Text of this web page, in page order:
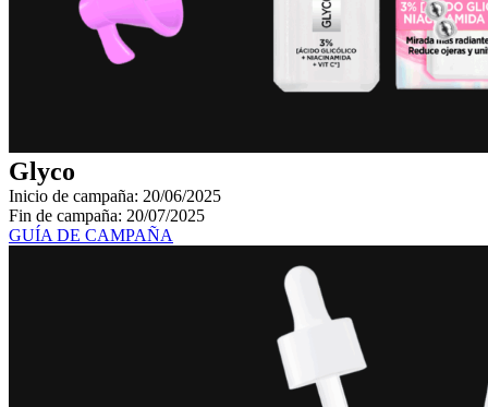
Glyco
Inicio de campaña: 20/06/2025
Fin de campaña: 20/07/2025
GUÍA DE CAMPAÑA